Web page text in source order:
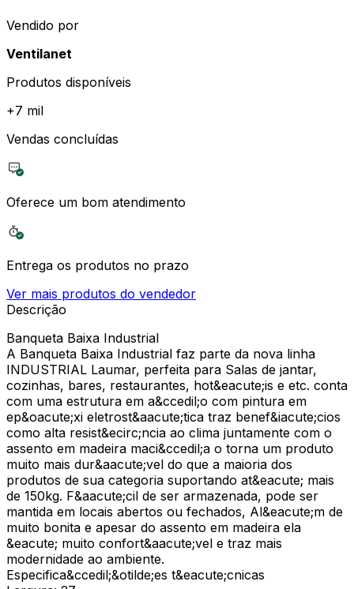
Vendido por
Ventilanet
Produtos disponíveis
+7 mil
Vendas concluídas
Oferece um bom atendimento
Entrega os produtos no prazo
Ver mais produtos do vendedor
Descrição
Banqueta Baixa Industrial
A Banqueta Baixa Industrial faz parte da nova linha
INDUSTRIAL Laumar, perfeita para Salas de jantar,
cozinhas, bares, restaurantes, hot&eacute;is e etc. conta
com uma estrutura em a&ccedil;o com pintura em
ep&oacute;xi eletrost&aacute;tica traz benef&iacute;cios
como alta resist&ecirc;ncia ao clima juntamente com o
assento em madeira maci&ccedil;a o torna um produto
muito mais dur&aacute;vel do que a maioria dos
produtos de sua categoria suportando at&eacute; mais
de 150kg. F&aacute;cil de ser armazenada, pode ser
mantida em locais abertos ou fechados, Al&eacute;m de
muito bonita e apesar do assento em madeira ela
&eacute; muito confort&aacute;vel e traz mais
modernidade ao ambiente.
Especifica&ccedil;&otilde;es t&eacute;cnicas